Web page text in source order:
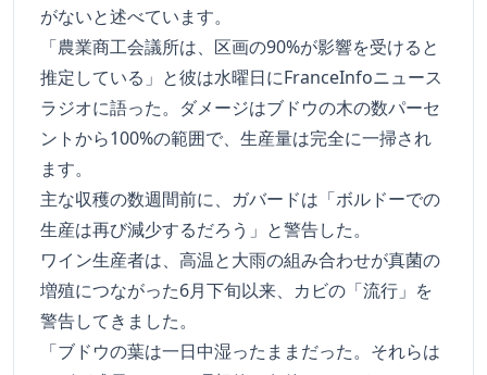
がないと述べています。
「農業商工会議所は、区画の90%が影響を受けると
推定している」と彼は水曜日にFranceInfoニュース
ラジオに語った。ダメージはブドウの木の数パーセ
ントから100%の範囲で、生産量は完全に一掃され
ます。
主な収穫の数週間前に、ガバードは「ボルドーでの
生産は再び減少するだろう」と警告した。
ワイン生産者は、高温と大雨の組み合わせが真菌の
増殖につながった6月下旬以来、カビの「流行」を
警告してきました。
「ブドウの葉は一日中湿ったままだった。それらは